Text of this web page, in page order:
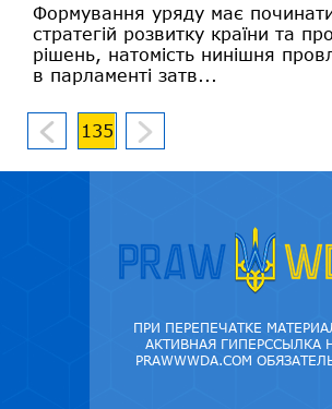
Формування уряду має
стратегій розвитку країни та
рішень, натомість нинішня
в парламенті затв...
135
ПРИ ПЕРЕПЕЧАТКЕ
АКТИВНАЯ ГИПЕРССЫЛКА
PRAWWWDA.COM